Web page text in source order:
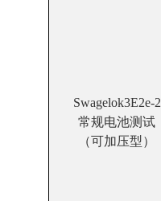
Swagelok3E2e-2
常规电池测试
（可加压型）